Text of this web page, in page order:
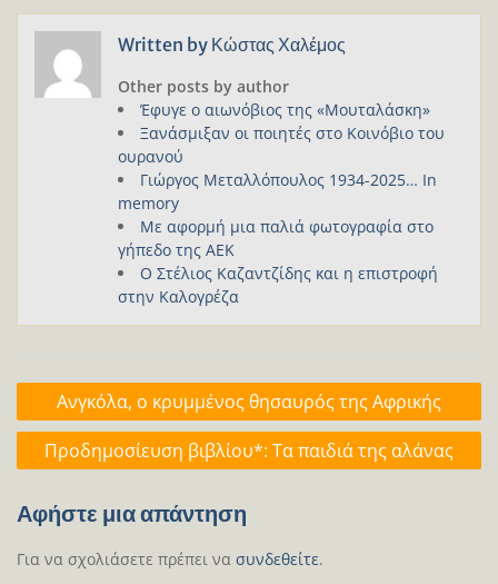
Written by Κώστας Χαλέμος
Other posts by author
Έφυγε ο αιωνόβιος της «Μουταλάσκη»
Ξανάσμιξαν οι ποιητές στο Κοινόβιο του
ουρανού
Γιώργος Μεταλλόπουλος 1934-2025… In
memory
Με αφορμή μια παλιά φωτογραφία στο
γήπεδο της ΑΕΚ
Ο Στέλιος Καζαντζίδης και η επιστροφή
στην Καλογρέζα
Πλοήγηση
άρθρων
Ανγκόλα, o κρυμμένος θησαυρός της Αφρικής
Προδημοσίευση βιβλίου*: Τα παιδιά της αλάνας
Αφήστε μια απάντηση
Για να σχολιάσετε πρέπει να συνδεθείτε.